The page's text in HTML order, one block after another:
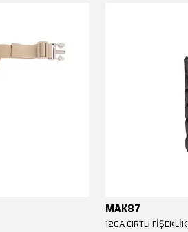
MAK87
12GA CIRTLI FİŞEKLİK